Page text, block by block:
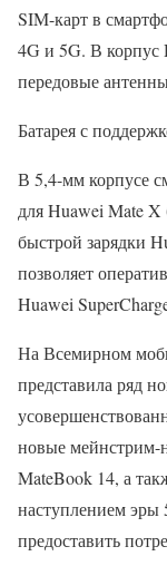
SIM-карт в
4G и 5G. В корпус
передовые
Батарея с
В 5,4-мм корпусе
для Huawei Mate
быстрой зарядки
позволяет
Huawei
На Всемирном
представила ряд
новые мейнстрим-
MateBook 14, а
наступлением эры
предоставить